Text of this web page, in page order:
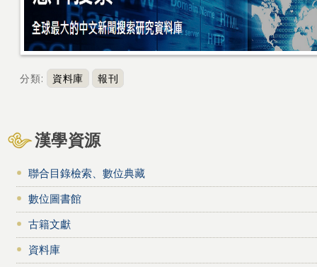
分類: 資料庫 報刊
漢學資源
聯合目錄檢索、數位典藏
數位圖書館
古籍文獻
資料庫